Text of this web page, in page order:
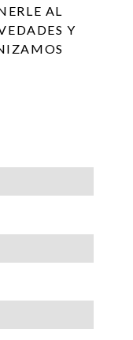
AL
Y